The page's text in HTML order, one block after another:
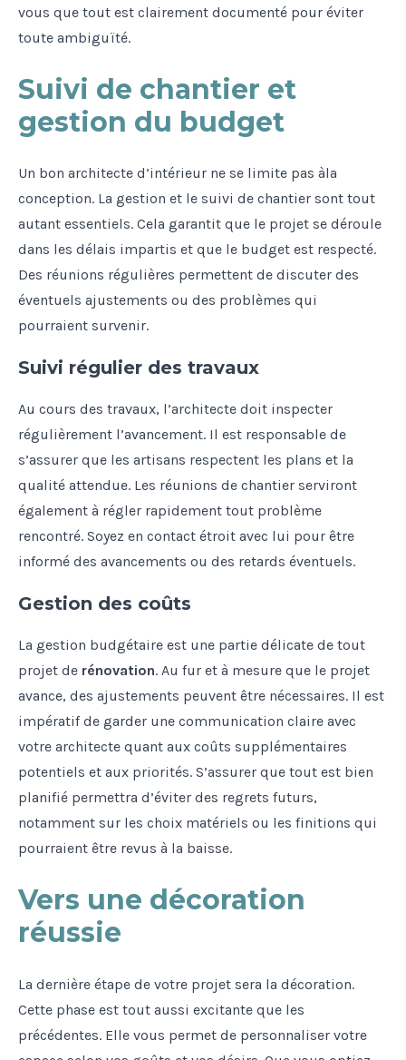
vous que tout est clairement documenté pour éviter
toute ambiguïté.
Suivi de chantier et
gestion du budget
Un bon architecte d’intérieur ne se limite pas àla
conception. La gestion et le suivi de chantier sont tout
autant essentiels. Cela garantit que le projet se déroule
dans les délais impartis et que le budget est respecté.
Des réunions régulières permettent de discuter des
éventuels ajustements ou des problèmes qui
pourraient survenir.
Suivi régulier des travaux
Au cours des travaux, l’architecte doit inspecter
régulièrement l’avancement. Il est responsable de
s’assurer que les artisans respectent les plans et la
qualité attendue. Les réunions de chantier serviront
également à régler rapidement tout problème
rencontré. Soyez en contact étroit avec lui pour être
informé des avancements ou des retards éventuels.
Gestion des coûts
La gestion budgétaire est une partie délicate de tout
projet de rénovation. Au fur et à mesure que le projet
avance, des ajustements peuvent être nécessaires. Il est
impératif de garder une communication claire avec
votre architecte quant aux coûts supplémentaires
potentiels et aux priorités. S’assurer que tout est bien
planifié permettra d’éviter des regrets futurs,
notamment sur les choix matériels ou les finitions qui
pourraient être revus à la baisse.
Vers une décoration
réussie
La dernière étape de votre projet sera la décoration.
Cette phase est tout aussi excitante que les
précédentes. Elle vous permet de personnaliser votre